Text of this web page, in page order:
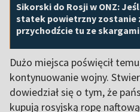
Sikorski do Rosji w ONZ:
statek powietrzny zostanie
przychodźcie tu ze skargami
Dużo miejsca poświęcił
kontynuowanie wojny.
dowiedział się o tym, że
kupują rosyjską ropę